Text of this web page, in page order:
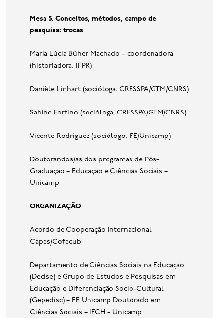
Mesa 5. Conceitos, métodos, campo de
pesquisa: trocas
Maria Lúcia Büher Machado – coordenadora
(historiadora, IFPR)
Danièle Linhart (socióloga, CRESSPA/GTM/CNRS)
Sabine Fortino (socióloga, CRESSPA/GTM/CNRS)
Vicente Rodriguez (sociólogo, FE/Unicamp)
Doutorandos/as dos programas de Pós-
Graduação – Educação e Ciências Sociais –
Unicamp
ORGANIZAÇÃO
Acordo de Cooperação Internacional
Capes/Cofecub
Departamento de Ciências Sociais na Educação
(Decise) e Grupo de Estudos e Pesquisas em
Educação e Diferenciação Socio-Cultural
(Gepedisc) – FE Unicamp Doutorado em
Ciências Sociais – IFCH – Unicamp